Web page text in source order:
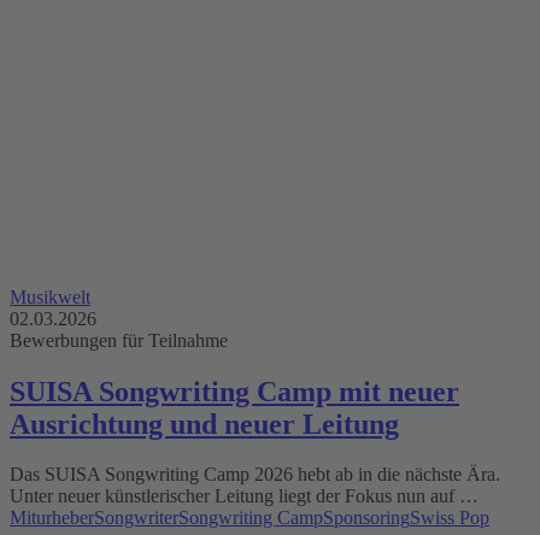
Musikwelt
02.03.2026
Bewerbungen für Teilnahme
SUISA Songwriting Camp mit neuer
Ausrichtung und neuer Leitung
Das SUISA Songwriting Camp 2026 hebt ab in die nächste Ära.
Unter neuer künstlerischer Leitung liegt der Fokus nun auf …
MiturheberSongwriterSongwriting CampSponsoringSwiss Pop